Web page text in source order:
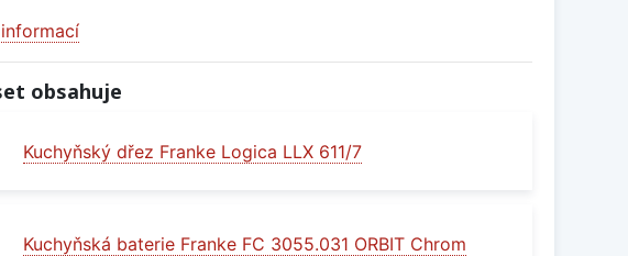
obsahuje
Kuchyňský dřez Franke Logica LLX 611/7
Kuchyňská baterie Franke FC 3055.031 ORBIT Chrom